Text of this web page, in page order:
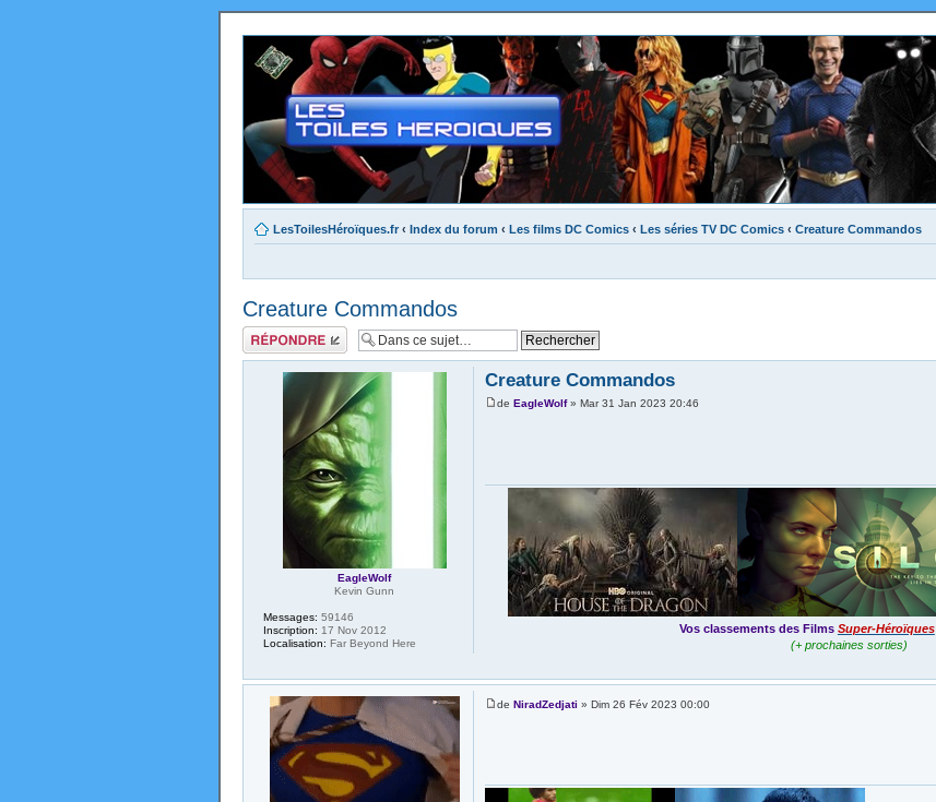
LesToilesHéroïques.fr ‹ Index du forum ‹ Les films DC Comics ‹ Les séries TV DC Comics ‹ Creature Commandos
Creature Commandos
Répondre
Creature Commandos
de EagleWolf» Mar 31 Jan 2023 20:46
Vos classements des Films Super-Héroïques
(+ prochaines sorties)
EagleWolf
Kevin Gunn
Messages: 59146
Inscription: 17 Nov 2012
Localisation: Far Beyond Here
de NiradZedjati » Dim 26 Fév 2023 00:00